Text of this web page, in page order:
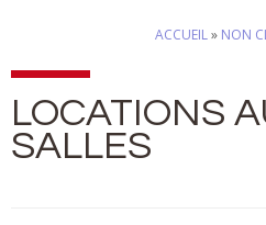
ACCUEIL» NON
LOCATIONS
SALLES